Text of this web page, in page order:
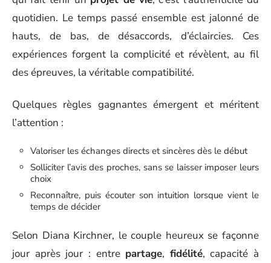
quotidien. Le temps passé ensemble est jalonné de
hauts, de bas, de désaccords, d’éclaircies. Ces
expériences forgent la complicité et révèlent, au fil
des épreuves, la véritable compatibilité.
Quelques règles gagnantes émergent et méritent
l’attention :
Valoriser les échanges directs et sincères dès le début
Solliciter l’avis des proches, sans se laisser imposer leurs
choix
Reconnaître, puis écouter son intuition lorsque vient le
temps de décider
Selon Diana Kirchner, le couple heureux se façonne
jour après jour : entre partage, fidélité, capacité à